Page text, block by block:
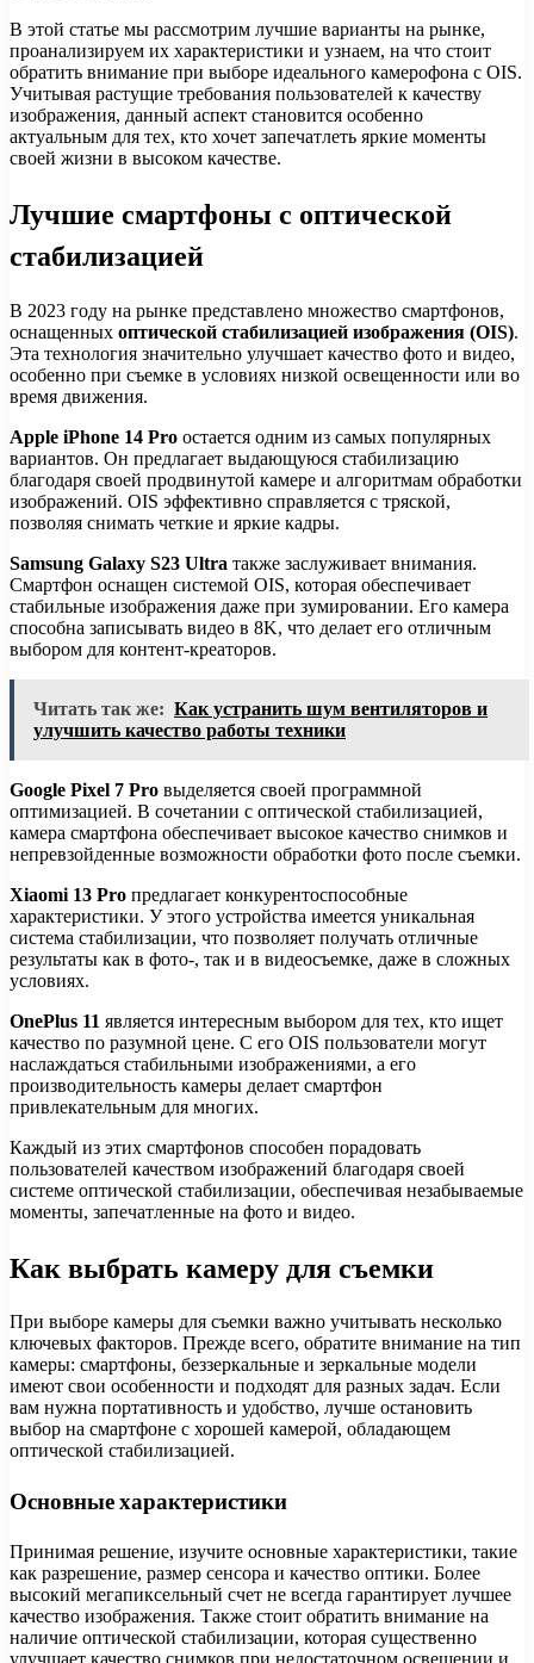
В этой статье мы рассмотрим лучшие варианты на рынке,
проанализируем их характеристики и узнаем, на что стоит
обратить внимание при выборе идеального камерофона с OIS.
Учитывая растущие требования пользователей к качеству
изображения, данный аспект становится особенно
актуальным для тех, кто хочет запечатлеть яркие моменты
своей жизни в высоком качестве.
Лучшие смартфоны с оптической
стабилизацией
В 2023 году на рынке представлено множество смартфонов,
оснащенных оптической стабилизацией изображения (OIS).
Эта технология значительно улучшает качество фото и видео,
особенно при съемке в условиях низкой освещенности или во
время движения.
Apple iPhone 14 Pro остается одним из самых популярных
вариантов. Он предлагает выдающуюся стабилизацию
благодаря своей продвинутой камере и алгоритмам обработки
изображений. OIS эффективно справляется с тряской,
позволяя снимать четкие и яркие кадры.
Samsung Galaxy S23 Ultra также заслуживает внимания.
Смартфон оснащен системой OIS, которая обеспечивает
стабильные изображения даже при зумировании. Его камера
способна записывать видео в 8K, что делает его отличным
выбором для контент-креаторов.
Читать так же: Как устранить шум вентиляторов и
улучшить качество работы техники
Google Pixel 7 Pro выделяется своей программной
оптимизацией. В сочетании с оптической стабилизацией,
камера смартфона обеспечивает высокое качество снимков и
непревзойденные возможности обработки фото после съемки.
Xiaomi 13 Pro предлагает конкурентоспособные
характеристики. У этого устройства имеется уникальная
система стабилизации, что позволяет получать отличные
результаты как в фото-, так и в видеосъемке, даже в сложных
условиях.
OnePlus 11 является интересным выбором для тех, кто ищет
качество по разумной цене. С его OIS пользователи могут
наслаждаться стабильными изображениями, а его
производительность камеры делает смартфон
привлекательным для многих.
Каждый из этих смартфонов способен порадовать
пользователей качеством изображений благодаря своей
системе оптической стабилизации, обеспечивая незабываемые
моменты, запечатленные на фото и видео.
Как выбрать камеру для съемки
При выборе камеры для съемки важно учитывать несколько
ключевых факторов. Прежде всего, обратите внимание на тип
камеры: смартфоны, беззеркальные и зеркальные модели
имеют свои особенности и подходят для разных задач. Если
вам нужна портативность и удобство, лучше остановить
выбор на смартфоне с хорошей камерой, обладающем
оптической стабилизацией.
Основные характеристики
Принимая решение, изучите основные характеристики, такие
как разрешение, размер сенсора и качество оптики. Более
высокий мегапиксельный счет не всегда гарантирует лучшее
качество изображения. Также стоит обратить внимание на
наличие оптической стабилизации, которая существенно
улучшает качество снимков при недостаточном освещении и